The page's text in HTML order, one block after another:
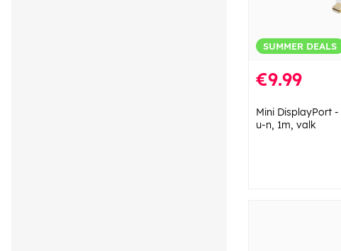
SUMMER DEALS
€9.99
Mini DisplayPort
u-n, 1m, valk